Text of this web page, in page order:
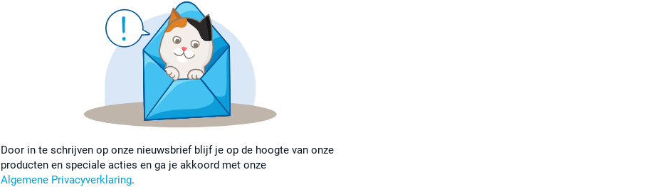
Door in te schrijven op onze nieuwsbrief blijf je op de hoogte van onze
producten en speciale acties en ga je akkoord met onze
Algemene Privacyverklaring.